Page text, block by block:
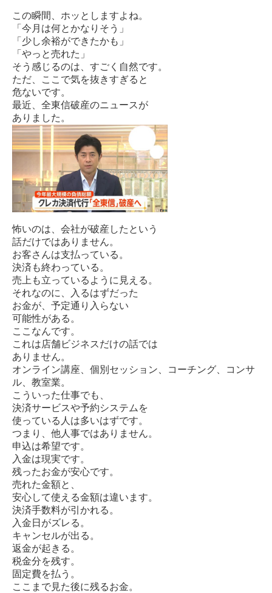
この瞬間、ホッとしますよね。
「今月は何とかなりそう」
「少し余裕ができたかも」
「やっと売れた」
そう感じるのは、すごく自然です。
ただ、ここで気を抜きすぎると
危ないです。
最近、全東信破産のニュースが
ありました。
怖いのは、会社が破産したという
話だけではありません。
お客さんは支払っている。
決済も終わっている。
売上も立っているように見える。
それなのに、入るはずだった
お金が、予定通り入らない
可能性がある。
ここなんです。
これは店舗ビジネスだけの話では
ありません。
オンライン講座、個別セッション、コーチング、コンサ
ル、教室業。
こういった仕事でも、
決済サービスや予約システムを
使っている人は多いはずです。
つまり、他人事ではありません。
申込は希望です。
入金は現実です。
残ったお金が安心です。
売れた金額と、
安心して使える金額は違います。
決済手数料が引かれる。
入金日がズレる。
キャンセルが出る。
返金が起きる。
税金分を残す。
固定費を払う。
ここまで見た後に残るお金。